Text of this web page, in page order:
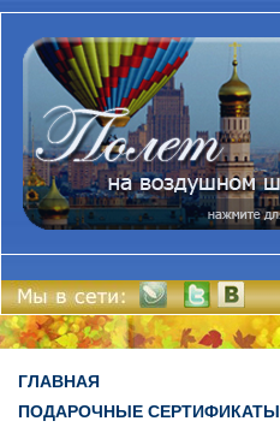
ГЛАВНАЯ
ПОДАРОЧНЫЕ СЕРТИФИКАТЫ